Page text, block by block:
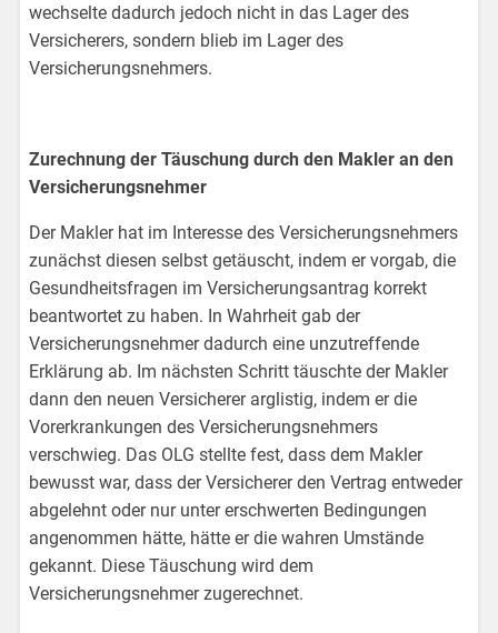
wechselte dadurch jedoch nicht in das Lager des
Versicherers, sondern blieb im Lager des
Versicherungsnehmers.
Zurechnung der Täuschung durch den Makler an den
Versicherungsnehmer
Der Makler hat im Interesse des Versicherungsnehmers
zunächst diesen selbst getäuscht, indem er vorgab, die
Gesundheitsfragen im Versicherungsantrag korrekt
beantwortet zu haben. In Wahrheit gab der
Versicherungsnehmer dadurch eine unzutreffende
Erklärung ab. Im nächsten Schritt täuschte der Makler
dann den neuen Versicherer arglistig, indem er die
Vorerkrankungen des Versicherungsnehmers
verschwieg. Das OLG stellte fest, dass dem Makler
bewusst war, dass der Versicherer den Vertrag entweder
abgelehnt oder nur unter erschwerten Bedingungen
angenommen hätte, hätte er die wahren Umstände
gekannt. Diese Täuschung wird dem
Versicherungsnehmer zugerechnet.